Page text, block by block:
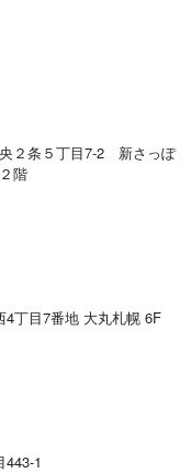
２条５丁目7-2 新さっぽ
階
丁目7番地 大丸札幌 6F
1